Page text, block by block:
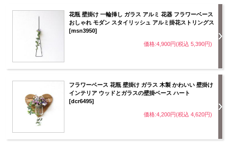
花瓶 壁掛け 一輪挿し ガラス アルミ 花器 フラワーベース
おしゃれ モダン スタイリッシュ アルミ掛花ストリングス
[msn3950]
価格:4,900円(税込 5,390円)
フラワーベース 花瓶 壁掛け ガラス 木製 かわいい 壁掛け
インテリア ウッドとガラスの壁掛ベース ハート
[dcr6495]
価格:4,200円(税込 4,620円)